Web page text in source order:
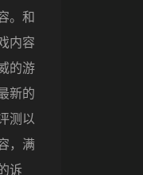
。和
内容
的游
新的
测以
，满
诉